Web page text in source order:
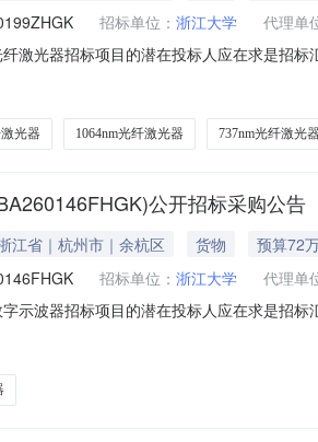
招标单位： 浙江大学
代理单
激光器招标项目的潜在投标人应在求是招
号名称数量单位简要技术需求或服务要求
光器 1064nm光纤激光器 737nm光纤激光
公开招标采购公告
江省｜杭州市｜余杭区 货物
预算72
招标单位： 浙江大学
代理单
示波器招标项目的潜在投标人应在求是招
名称数量单位简要技术需求或服务要求是